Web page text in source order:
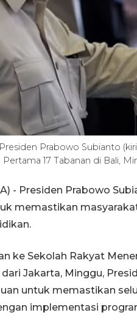
Prabowo Subianto
17 Tabanan di Bali,
- Presiden Prabowo
memastikan
ke Sekolah Rakyat
Jakarta, Minggu,
untuk memastikan
implementasi